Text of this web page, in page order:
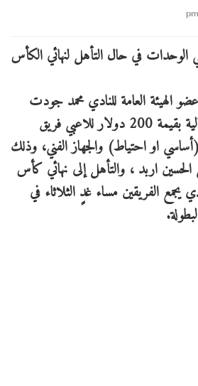
الهيئة العامة للنادي محمد جودت
الشماس رصد مكافأة مالية بقيمة 200 دولار للاعبي فريق
او احتياط) والجهاز الفني، وذلك
اربد ، والتأهل إلى نهائي كأس
يجمع الفريقين مساء غدٍ الثلاثاء في